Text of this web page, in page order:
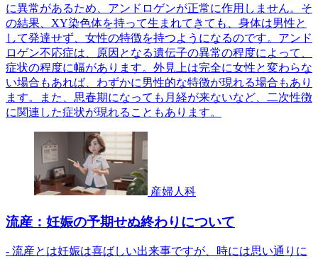
に異常があるため、アンドロゲンが正常に作用しません。そ
の結果、XY染色体を持って生まれてきても、身体は男性と
して発達せず、女性の特徴を持つようになるのです。アンド
ロゲン不応症は、原因となる遺伝子の異常の程度によって、
症状の程度に幅があります。外見上は完全に女性と変わらな
い場合もあれば、わずかに男性的な特徴が現れる場合もあり
ます。また、思春期になっても月経が来ないなど、二次性徴
に関連した症状が現れることもあります。
産婦人科
流産：妊娠の予期せぬ終わりについて
- 流産とは妊娠は喜ばしい出来事ですが、時には思い通りに